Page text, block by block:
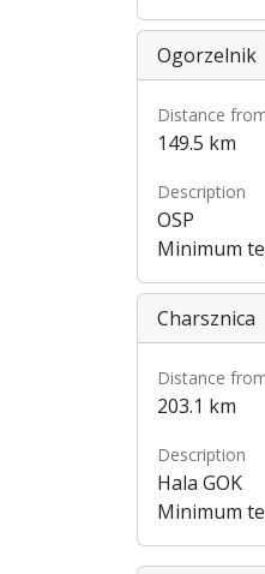
Ogorzelnik
Distance
149.5 km
Description
OSP
Minimum
Charsznica
Distance
203.1 km
Description
Hala GOK
Minimum